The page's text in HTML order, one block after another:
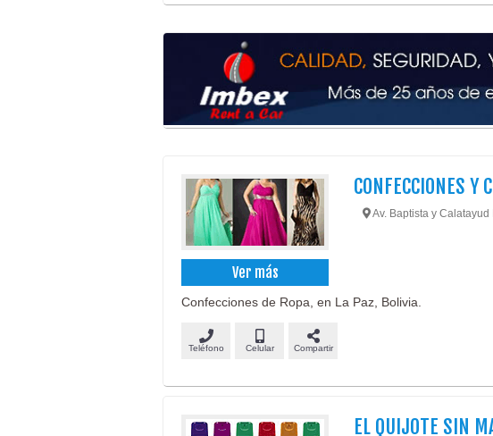
Ver más
CONFECCIONES Y
Av. Baptista y
Confecciones de Ropa, en La Paz, Bolivia.
Teléfono Celular Compartir
EL QUIJOTE SIN